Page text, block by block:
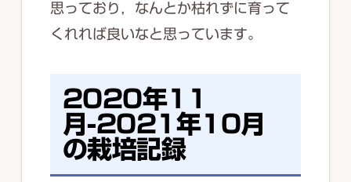
思っており，なんとか枯れずに育って
くれれば良いなと思っています。
2020年11
月-2021年10月
の栽培記録